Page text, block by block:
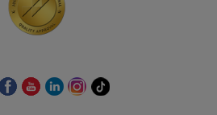
EsteEsteEsteEsteEnlace